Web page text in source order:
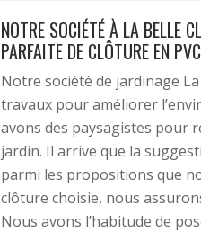
NOTRE SOCIÉTÉ À LA BELLE
PARFAITE DE CLÔTURE EN
Notre société de jardinage
travaux pour améliorer
avons des paysagistes pour
jardin. Il arrive que la
parmi les propositions que
clôture choisie, nous
Nous avons l’habitude de